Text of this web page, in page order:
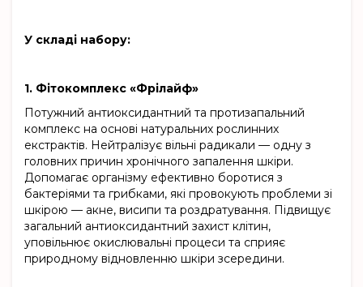
У складі набору:
1. Фітокомплекс «Фрілайф»
Потужний антиоксидантний та протизапальний
комплекс на основі натуральних рослинних
екстрактів. Нейтралізує вільні радикали — одну з
головних причин хронічного запалення шкіри.
Допомагає організму ефективно боротися з
бактеріями та грибками, які провокують проблеми зі
шкірою — акне, висипи та роздратування. Підвищує
загальний антиоксидантний захист клітин,
уповільнює окислювальні процеси та сприяє
природному відновленню шкіри зсередини.